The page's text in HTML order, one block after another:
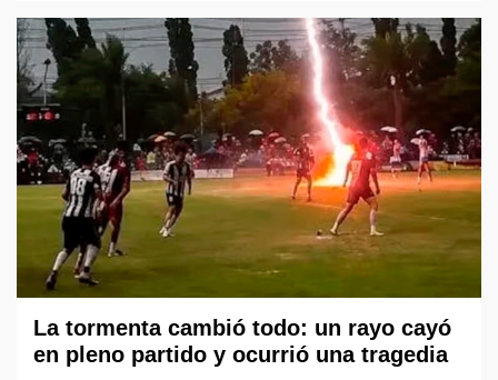
La tormenta cambió todo: un rayo cayó
en pleno partido y ocurrió una tragedia